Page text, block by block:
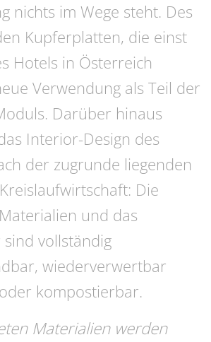
nichts im Wege steht. Des
Kupferplatten, die einst
Hotels in Österreich
Verwendung als Teil der
Darüber hinaus
Interior-Design des
der zugrunde liegenden
Die
und das
vollständig
wiederverwertbar
kompostierbar.
Materialien werden